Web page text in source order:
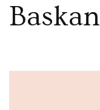
Baskan